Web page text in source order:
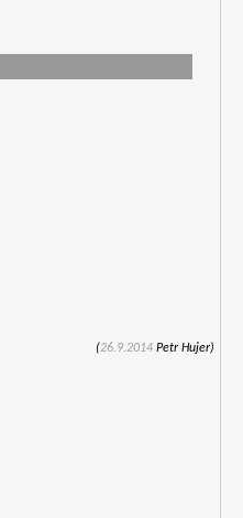
(26.9.2014 Petr Hujer)